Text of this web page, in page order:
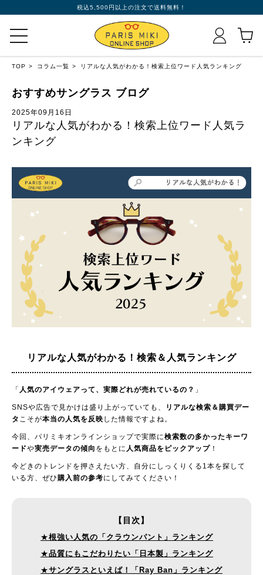
税込5,500円以上の注文で送料無料！
TOP コラム一覧 リアルな人気がわかる！検索上位ワード人気ランキング
おすすめサングラス ブログ
2025年09月16日
リアルな人気がわかる！検索上位ワード人気ラ
ンキング
リアルな人気がわかる！ 検索＆人気ランキング
「 人気のアイウェアって、実際どれが売れているの？ 」
SNSや広告で見かけは盛り上がっていても、
リアルな検索＆購買デー
タ こそが本当の人気を反映 した情報ですよね。
今回、パリミキオンラインショップで実際に検索数の多かったキーワ
ードや実売データの傾向 をもとに 人気商品をピックアップ ！
今どきのトレンドを押さえたい方、自分にしっくりくる1本を探して
いる方、ぜひ購入前の参考にしてみてください！
【目次】
★根強い人気の「クラウンパント」ランキング
★品質にもこだわりたい「日本製」ランキング
★サングラスといえば！「Ray Ban」ランキング